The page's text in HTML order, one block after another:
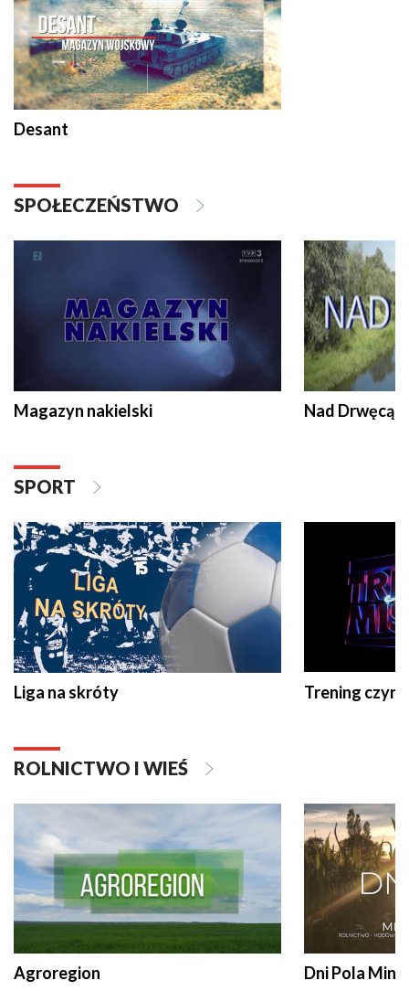
Desant
SPOŁECZEŃSTWO
Magazyn nakielski Nad Drwęcą
SPORT
Liga na skróty Trening czyni
ROLNICTWO I WIEŚ
Agroregion Dni Pola